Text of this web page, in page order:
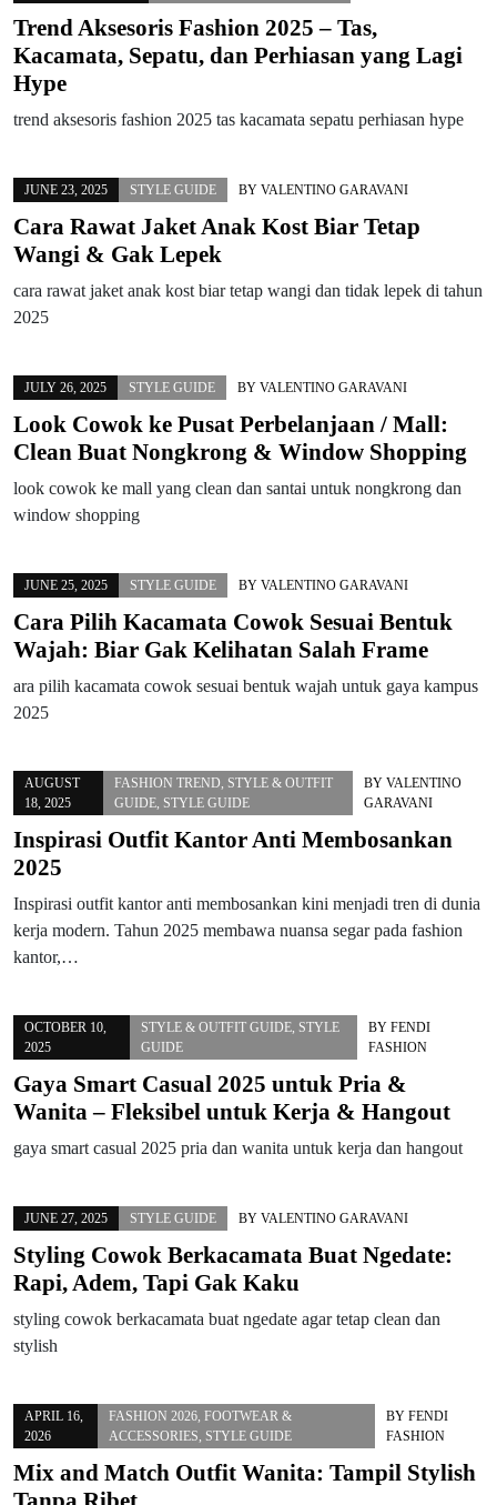
Trend Aksesoris Fashion 2025 – Tas,
Kacamata, Sepatu, dan Perhiasan yang Lagi
Hype
trend aksesoris fashion 2025 tas kacamata sepatu perhiasan hype
JUNE 23, 2025 STYLE GUIDE BY VALENTINO GARAVANI
Cara Rawat Jaket Anak Kost Biar Tetap
Wangi & Gak Lepek
cara rawat jaket anak kost biar tetap wangi dan tidak lepek di tahun
2025
JULY 26, 2025 STYLE GUIDE BY VALENTINO GARAVANI
Look Cowok ke Pusat Perbelanjaan / Mall:
Clean Buat Nongkrong & Window Shopping
look cowok ke mall yang clean dan santai untuk nongkrong dan
window shopping
JUNE 25, 2025 STYLE GUIDE BY VALENTINO GARAVANI
Cara Pilih Kacamata Cowok Sesuai Bentuk
Wajah: Biar Gak Kelihatan Salah Frame
ara pilih kacamata cowok sesuai bentuk wajah untuk gaya kampus
2025
AUGUST
18, 2025
FASHION TREND STYLE & OUTFIT
GUIDE, STYLE GUIDE
BYVALENTINO
GARAVANI
Inspirasi Outfit Kantor Anti Membosankan
2025
Inspirasi outfit kantor anti membosankan kini menjadi tren di dunia
kerja modern. Tahun 2025 membawa nuansa segar pada fashion
kantor,…
OCTOBER 10,
2025
STYLE & OUTFIT GUIDE, STYLE
GUIDE
BY FENDI
FASHION
Gaya Smart Casual 2025 untuk Pria &
Wanita – Fleksibel untuk Kerja & Hangout
gaya smart casual 2025 pria dan wanita untuk kerja dan hangout
JUNE 27, 2025 STYLE GUIDE BY VALENTINO GARAVANI
Styling Cowok Berkacamata Buat Ngedate:
Rapi, Adem, Tapi Gak Kaku
styling cowok berkacamata buat ngedate agar tetap clean dan
stylish
APRIL 16,
2026
FASHION 2026, FOOTWEAR &
ACCESSORIES STYLE GUIDE
BYFENDI
FASHION
Mix and Match Outfit Wanita: Tampil Stylish